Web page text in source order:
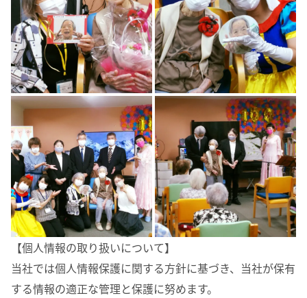
【個人情報の取り扱いについて】
当社では個人情報保護に関する方針に基づき、当社が保有
する情報の適正な管理と保護に努めます。